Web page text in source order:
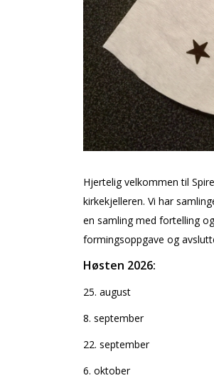
Hjertelig velkommen til
kirkekjelleren. Vi har
en samling med fortelling
formingsoppgave og
Høsten 2026:
25. august
8. september
22. september
6. oktober